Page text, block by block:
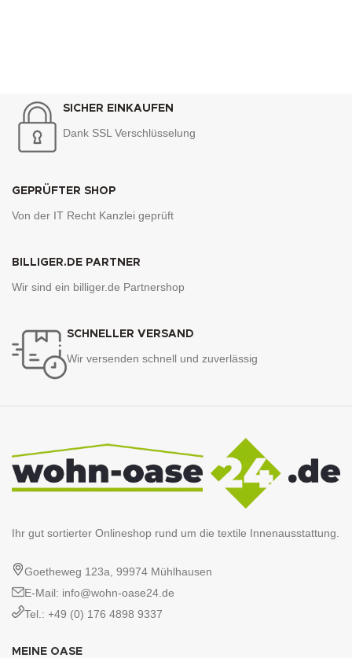
SICHER EINKAUFEN
Dank SSL Verschlüsselung
GEPRÜFTER SHOP
Von der IT Recht Kanzlei geprüft
BILLIGER.DE PARTNER
Wir sind ein billiger.de Partnershop
SCHNELLER VERSAND
Wir versenden schnell und zuverlässig
Ihr gut sortierter Onlineshop rund um die textile Innenausstattung.
Goetheweg 123a, 99974 Mühlhausen
E-Mail: info@wohn-oase24.de
Tel.: +49 (0) 176 4898 9337
MEINE OASE